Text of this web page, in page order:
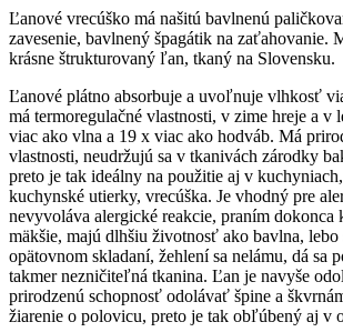
Ľanové vrecúško má našitú bavlnenú
zavesenie, bavlnený špagátik na zaťahovanie.
krásne štrukturovaný ľan, tkaný na Slovensku.
Ľanové plátno absorbuje a uvoľnuje vlhkosť
má termoregulačné vlastnosti, v zime hreje a v
viac ako vlna a 19 x viac ako hodváb. Má
vlastnosti, neudržujú sa v tkanivách zárodky
preto je tak ideálny na použitie aj v
kuchynské utierky, vrecúška. Je vhodný pre
nevyvoláva alergické reakcie, praním dokonca
mäkšie, majú dlhšiu životnosť ako bavlna, lebo
opätovnom skladaní, žehlení sa nelámu, dá sa
takmer nezničiteľná tkanina. Ľan je navyše
prirodzenú schopnosť odolávať špine a
žiarenie o polovicu, preto je tak obľúbený aj v